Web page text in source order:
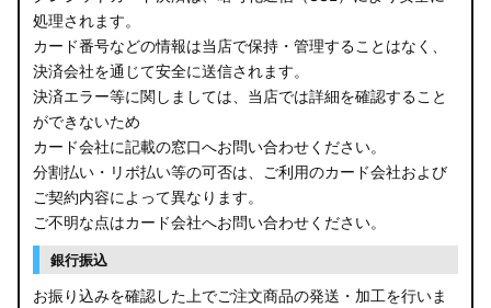
処理されます。
カード番号などの情報は当店で保持・管理することはなく、
決済会社を通じて安全に送信されます。
決済エラー等に関しましては、当店では詳細を確認すること
ができないため
カード会社に記載の窓口へお問い合わせください。
分割払い・リボ払い等の可否は、ご利用のカード会社および
ご契約内容によって異なります。
ご不明な点はカード会社へお問い合わせください。
銀行振込
お振り込みを確認した上でご注文商品の発送・加工を行いま